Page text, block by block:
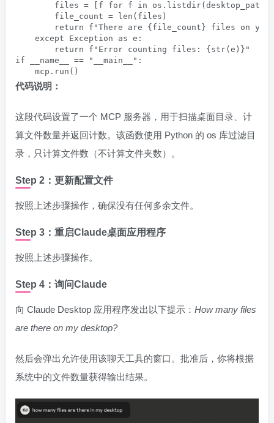
files = [f for f in os.listdir(desktop_path) if
file_count = len(files)
return f"There are {file_count} files on your
except Exception as e:
return f"Error counting files: {str(e)}"
if __name__ == "__main__":
mcp.run()
代码说明：
这段代码设置了一个 MCP 服务器，用于扫描桌面目录、计
算文件数量并返回计数。该函数使用 Python 的 os 库过滤目
录，只计算文件数（不计算文件夹数）。
Step 2：更新配置文件
按照上述步骤操作，确保没有任何多余文件。
Step 3：重启Claude桌面应用程序
按照上述步骤操作。
Step 4：询问Claude
向 Claude Desktop 应用程序发出以下提示： How many files
are there on my desktop?
然后会弹出允许使用该聊天工具的窗口。批准后，你将根据
系统中的文件数量获得输出结果。